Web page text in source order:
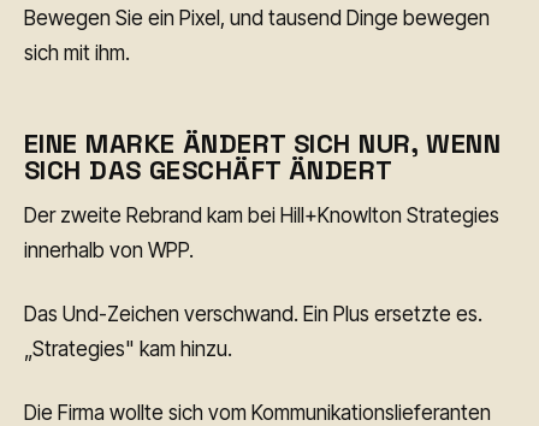
Bewegen Sie ein Pixel, und tausend Dinge bewegen
sich mit ihm.
EINE MARKE ÄNDERT SICH NUR, WENN
SICH DAS GESCHÄFT ÄNDERT
Der zweite Rebrand kam bei Hill+Knowlton Strategies
innerhalb von WPP.
Das Und-Zeichen verschwand. Ein Plus ersetzte es.
„Strategies" kam hinzu.
Die Firma wollte sich vom Kommunikationslieferanten